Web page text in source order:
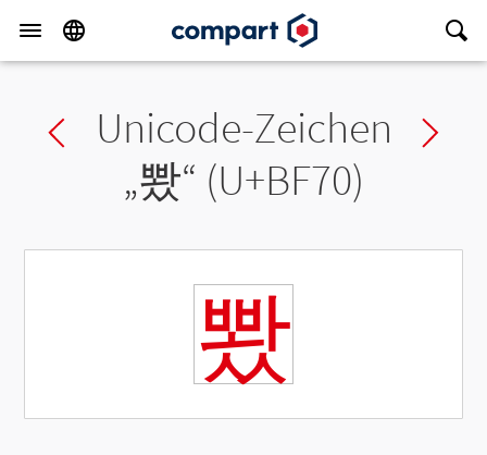
Previous char
Unicode-Zeichen
„뽰“ (U+BF70)
뽰